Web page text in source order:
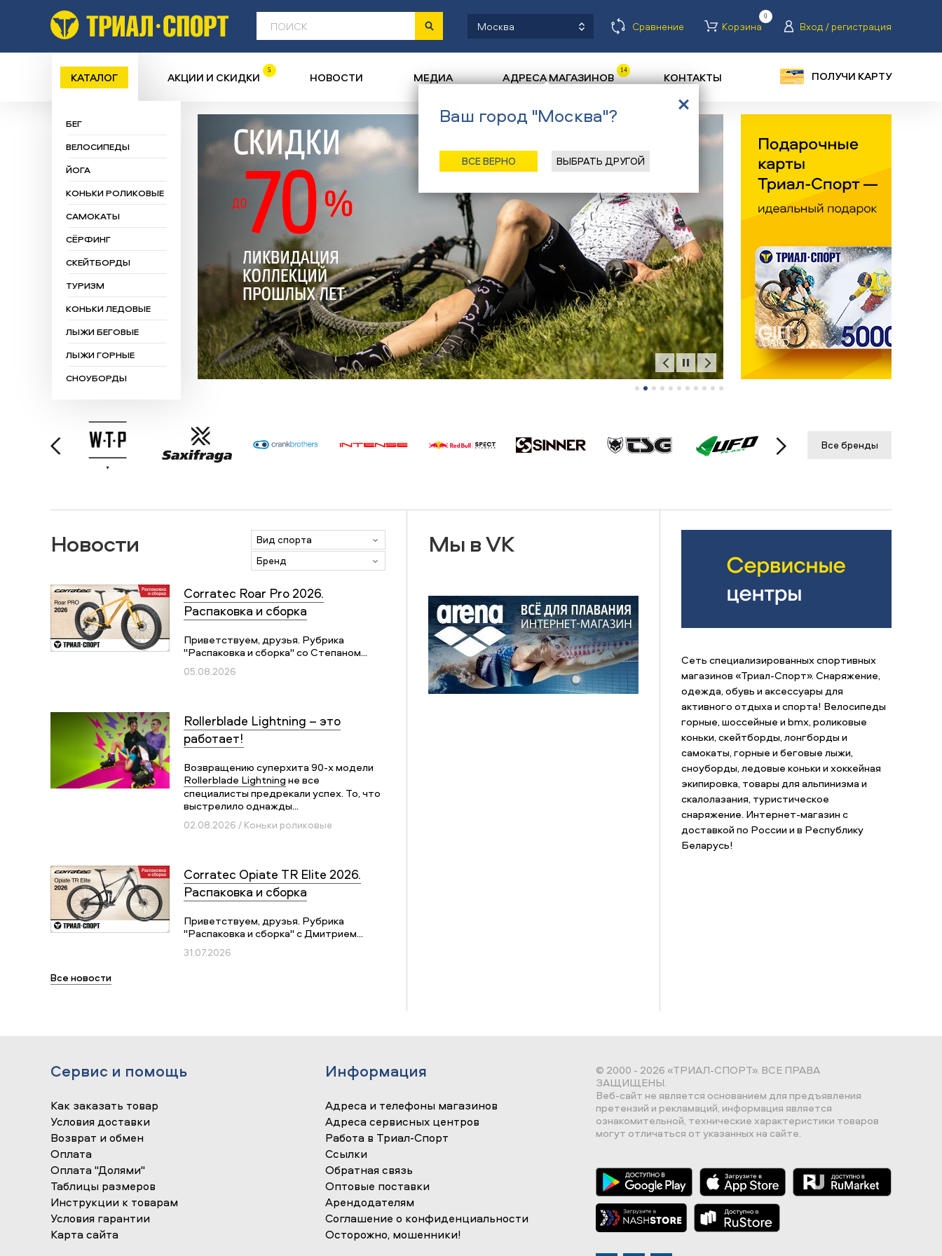
Москва Сравнение Корзина
0
Вход / регистрация
КАТАЛОГ
БЕГ
ВЕЛОСИПЕДЫ
ЙОГА
КОНЬКИ РОЛИКОВЫЕ
САМОКАТЫ
СЁРФИНГ
СКЕЙТБОРДЫ
ТУРИЗМ
КОНЬКИ ЛЕДОВЫЕ
ЛЫЖИ БЕГОВЫЕ
ЛЫЖИ ГОРНЫЕ
СНОУБОРДЫ
АКЦИИ И СКИДКИ 5 НОВОСТИ МЕДИА АДРЕСА МАГАЗИНОВ 14 КОНТАКТЫ ПОЛУЧИ КАРТУ
Все бренды
Новости
Вид спорта
Бренд
Corratec Roar Pro 2026.
Распаковка и сборка
Приветствуем, друзья. Рубрика
"Распаковка и сборка" со Степаном...
05.08.2026
Rollerblade Lightning – это
работает!
Возвращению суперхита 90-х модели
Rollerblade Lightningне все
специалисты предрекали успех. То, что
выстрелило однажды...
02.08.2026 / Коньки роликовые
Corratec Opiate TR Elite 2026.
Распаковка и сборка
Приветствуем, друзья. Рубрика
"Распаковка и сборка" с Дмитрием...
31.07.2026
Все новости
Мы в VK
Сеть специализированных спортивных
магазинов «Триал-Спорт». Снаряжение,
одежда, обувь и аксессуары для
активного отдыха и спорта! Велосипеды
горные, шоссейные и bmx, роликовые
коньки, скейтборды, лонгборды и
самокаты, горные и беговые лыжи,
сноуборды, ледовые коньки и хоккейная
экипировка, товары для альпинизма и
скалолазания, туристическое
снаряжение. Интернет-магазин с
доставкой по России и в Республику
Беларусь!
Сервис и помощь
Как заказать товар
Условия доставки
Возврат и обмен
Оплата
Оплата "Долями"
Таблицы размеров
Инструкции к товарам
Условия гарантии
Карта сайта
Информация
Адреса и телефоны магазинов
Адреса сервисных центров
Работа в Триал-Спорт
Ссылки
Обратная связь
Оптовые поставки
Арендодателям
Соглашение о конфиденциальности
Осторожно, мошенники!
© 2000 - 2026 «ТРИАЛ-СПОРТ». ВСЕ ПРАВА
ЗАЩИЩЕНЫ.
Веб-сайт не является основанием для предъявления
претензий и рекламаций, информация является
ознакомительной, технические характеристики товаров
могут отличаться от указанных на сайте.
Ваш город "Москва"?
ВСЕ ВЕРНО ВЫБРАТЬ ДРУГОЙ